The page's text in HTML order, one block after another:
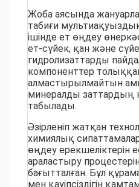
Жоба аясында
табиғи
ішінде ет өңдеу
ет-сүйек, қан және
гидролизаттарды
компоненттер
алмастырылмайтын
минералды заттардың
табылады.
Әзірленіп жатқан
химиялық
өңдеу ерекшеліктерін
араластыру
бағытталған. Бұл құрама
мен қауіпсіздігін